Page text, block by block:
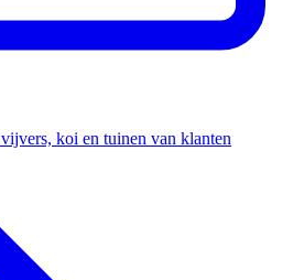
koi en tuinen van klanten